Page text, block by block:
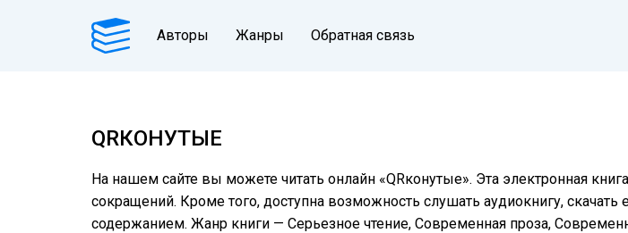
Авторы Жанры Обратная связь
QRКОНУТЫЕ
На нашем сайте вы можете читать онлайн «QRконутые». Эта электронная
сокращений. Кроме того, доступна возможность слушать аудиокнигу,
содержанием. Жанр книги — Серьезное чтение, Современная проза,